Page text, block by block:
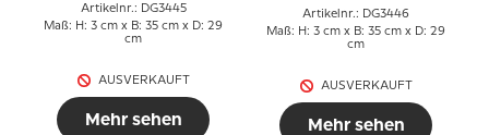
Artikelnr.: DG3445
Maß: H: 3 cm x B: 35 cm x D: 29
cm
AUSVERKAUFT
Mehr sehen
Artikelnr.: DG3446
Maß: H: 3 cm x B: 35 cm x D: 29
cm
AUSVERKAUFT
Mehr sehen